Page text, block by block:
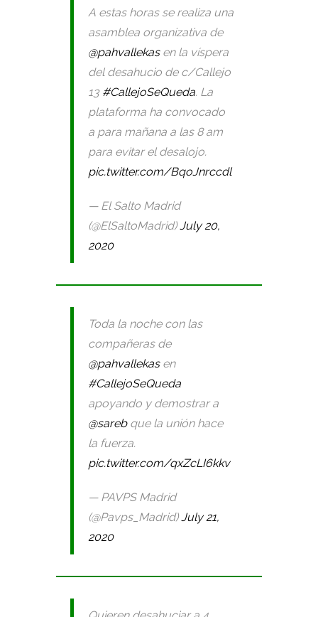
A estas horas se realiza una
asamblea organizativa de
@pahvallekasen la víspera
del desahucio de c/Callejo
13 #CallejoSeQueda. La
plataforma ha convocado
a para mañana a las 8 am
para evitar el desalojo.
pic.twitter.com/BqoJnrccdl
— El Salto Madrid
(@ElSaltoMadrid)July 20,
2020
Toda la noche con las
compañeras de
@pahvallekasen
#CallejoSeQueda
apoyando y demostrar a
@sarebque la unión hace
la fuerza.
pic.twitter.com/qxZcLI6kkv
— PAVPS Madrid
(@Pavps_Madrid)July 21,
2020